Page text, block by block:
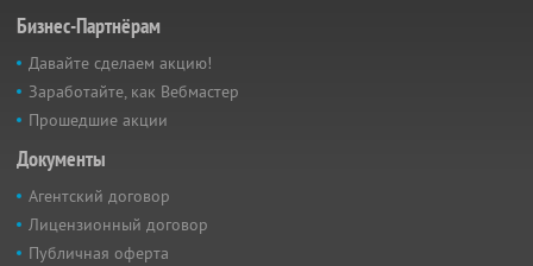
Бизнес-Партнёрам
Давайте сделаем акцию!
Заработайте, как Вебмастер
Прошедшие акции
Документы
Агентский договор
Лицензионный договор
Публичная оферта